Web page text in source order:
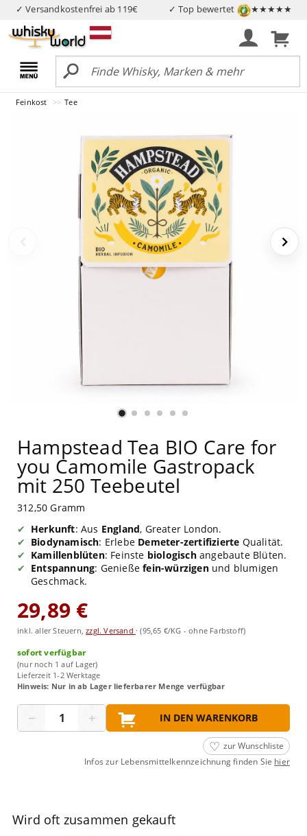
✓ Versandkostenfrei ab 119€ ✓ Top bewertet ★★★★★
Feinkost Tee
Hampstead Tea BIO Care for
you Camomile Gastropack
mit 250 Teebeutel
312,50 Gramm
Herkunft: Aus England, Greater London.
Biodynamisch: Erlebe Demeter-zertifizierte Qualität.
Kamillenblüten: Feinste biologischangebaute Blüten.
Entspannung: Genießefein-würzigenund blumigen
Geschmack.
29,89 €
inkl. aller Steuern,zzgl. Versand ·(95,65 €/KG - ohne Farbstoff)
sofort verfügbar
(nur noch 1 auf Lager)
Lieferzeit 1-2 Werktage
Hinweis: Nur in ab Lager lieferbarer Menge verfügbar
− + IN DEN WARENKORB
zur Wunschliste
Infos zur Lebensmittelkennzeichnung finden Sie hier
Wird oft zusammen gekauft